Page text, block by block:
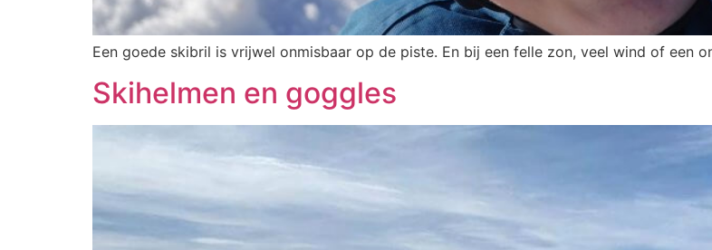
Een goede skibril is vrijwel onmisbaar op de piste. En bij een felle zon, veel wind of een
Skihelmen en goggles